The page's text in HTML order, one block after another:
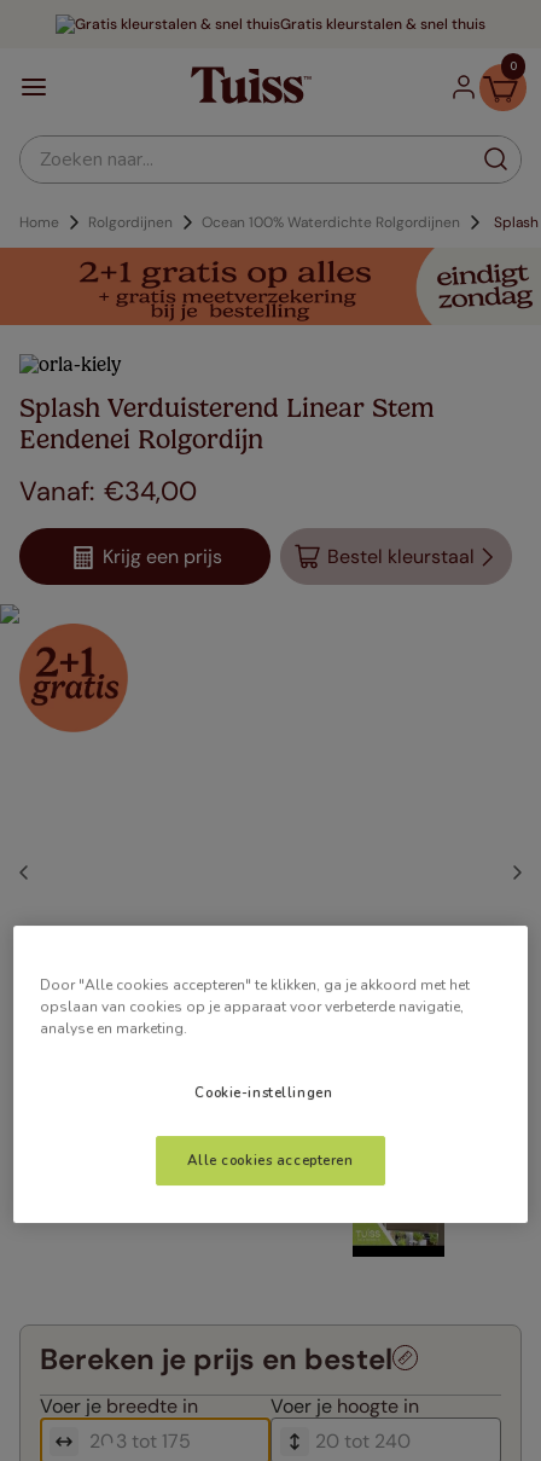
Gratis kleurstalen & snel thuis
0
Zoeken naar...
Home Rolgordijnen Ocean 100% Waterdichte Rolgordijnen
Splash Verduisterend Linear Stem
Eendenei Rolgordijn
€34,00
Krijg een prijs Bestel kleurstaal
Bereken je prijs en bestel
Voer je breedte in Voer je hoogte in
Door "Alle cookies accepteren" te klikken, ga je akkoord met het
opslaan van cookies op je apparaat voor verbeterde navigatie,
analyse en marketing.
Cookie-instellingen
Alle cookies accepteren